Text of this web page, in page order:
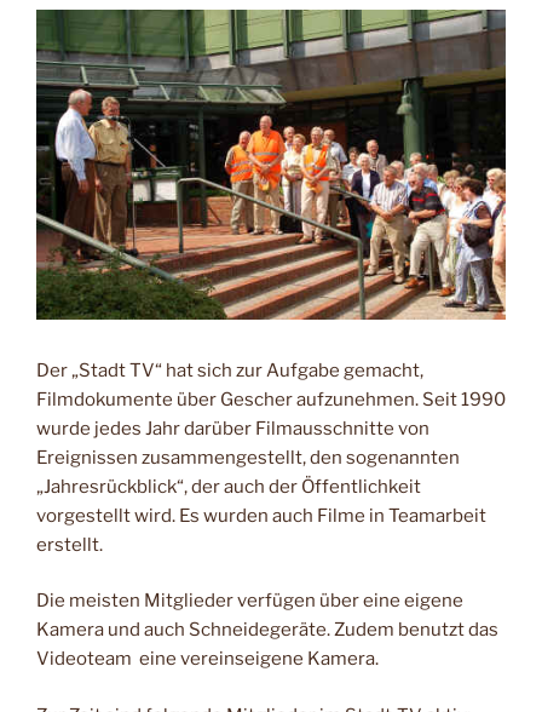
Der „Stadt TV“ hat sich zur Aufgabe gemacht,
Filmdokumente über Gescher aufzunehmen. Seit 1990
wurde jedes Jahr darüber Filmausschnitte von
Ereignissen zusammengestellt, den sogenannten
„Jahresrückblick“, der auch der Öffentlichkeit
vorgestellt wird. Es wurden auch Filme in Teamarbeit
erstellt.
Die meisten Mitglieder verfügen über eine eigene
Kamera und auch Schneidegeräte. Zudem benutzt das
Videoteam eine vereinseigene Kamera.